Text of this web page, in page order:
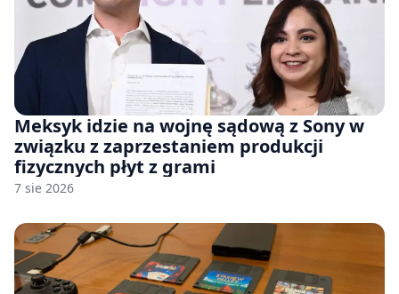
Meksyk idzie na wojnę sądową z Sony w
związku z zaprzestaniem produkcji
fizycznych płyt z grami
7 sie 2026